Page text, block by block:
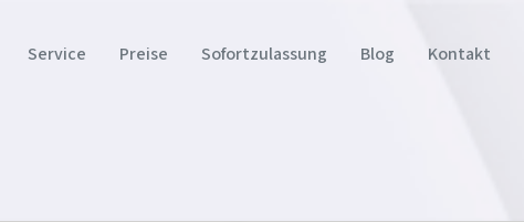
Service Preise Sofortzulassung Blog Kontakt